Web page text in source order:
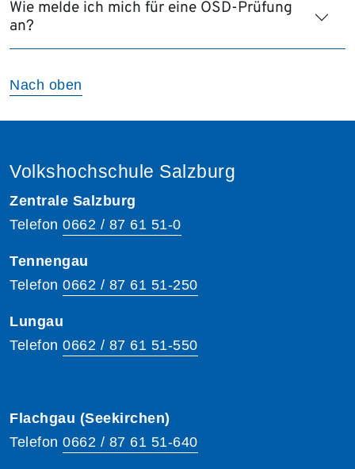
Wie melde ich mich für eine ÖSD-Prüfung
an?
Nach oben
Volkshochschule Salzburg
Zentrale Salzburg
Telefon 0662 / 87 61 51-0
Tennengau
Telefon 0662 / 87 61 51-250
Lungau
Telefon 0662 / 87 61 51-550
Flachgau (Seekirchen)
Telefon 0662 / 87 61 51-640